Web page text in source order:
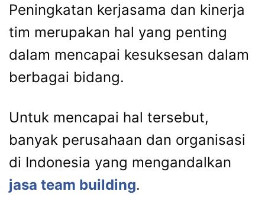
Peningkatan kerjasama dan kinerja
tim merupakan hal yang penting
dalam mencapai kesuksesan dalam
berbagai bidang.
Untuk mencapai hal tersebut,
banyak perusahaan dan organisasi
di Indonesia yang mengandalkan
jasa team building.